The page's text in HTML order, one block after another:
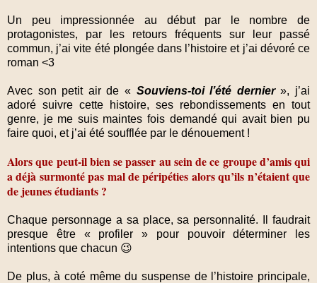
Un peu impressionnée au début par le nombre de
protagonistes, par les retours fréquents sur leur passé
commun, j’ai vite été plongée dans l’histoire et j’ai dévoré ce
roman <3
Avec son petit air de « Souviens-toi l’été dernier», j’ai
adoré suivre cette histoire, ses rebondissements en tout
genre, je me suis maintes fois demandé qui avait bien pu
faire quoi, et j’ai été soufflée par le dénouement !
Alors que peut-il bien se passer au sein de ce groupe d’amis qui
a déjà surmonté pas mal de péripéties alors qu’ils n’étaient que
de jeunes étudiants ?
Chaque personnage a sa place, sa personnalité. Il faudrait
presque être « profiler » pour pouvoir déterminer les
intentions que chacun 😉
De plus, à coté même du suspense de l’histoire principale,